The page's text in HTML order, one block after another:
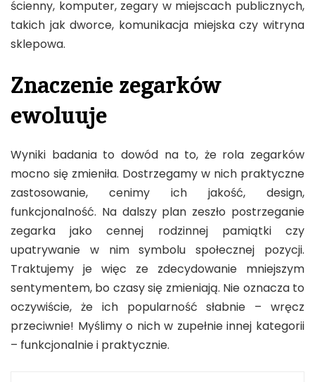
ścienny, komputer, zegary w miejscach publicznych,
takich jak dworce, komunikacja miejska czy witryna
sklepowa.
Znaczenie zegarków
ewoluuje
Wyniki badania to dowód na to, że rola zegarków
mocno się zmieniła. Dostrzegamy w nich praktyczne
zastosowanie, cenimy ich jakość, design,
funkcjonalność. Na dalszy plan zeszło postrzeganie
zegarka jako cennej rodzinnej pamiątki czy
upatrywanie w nim symbolu społecznej pozycji.
Traktujemy je więc ze zdecydowanie mniejszym
sentymentem, bo czasy się zmieniają. Nie oznacza to
oczywiście, że ich popularność słabnie – wręcz
przeciwnie! Myślimy o nich w zupełnie innej kategorii
– funkcjonalnie i praktycznie.